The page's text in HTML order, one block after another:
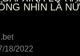
NHÌN LÀ
18/2022